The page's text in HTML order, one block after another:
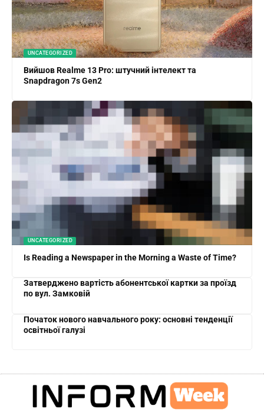
UNCATEGORIZED
Вийшов Realme 13 Pro: штучний інтелект та
Snapdragon 7s Gen2
UNCATEGORIZED
Is Reading a Newspaper in the Morning a Waste of Time?
Затверджено вартість абонентської картки за проїзд
по вул. Замковій
Початок нового навчального року: основні тенденції
освітньої галузі